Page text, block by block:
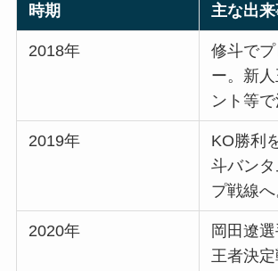
時期 主な出
2018年
修斗で
ー。新
ント等で
2019年
KO勝利
斗バン
プ戦線へ
2020年
岡田遼
王者決